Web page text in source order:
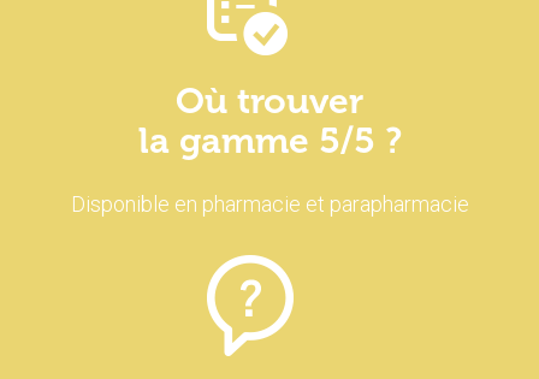
Où trouver
la gamme 5/5 ?
Disponible en pharmacie et parapharmacie